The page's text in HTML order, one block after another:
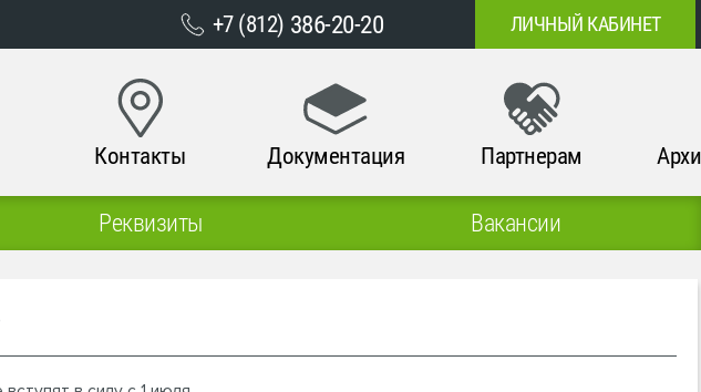
+7 (812) 386-20-20 ЛИЧНЫЙ КАБИНЕТ
Контакты Документация Партнерам
Реквизиты Вакансии